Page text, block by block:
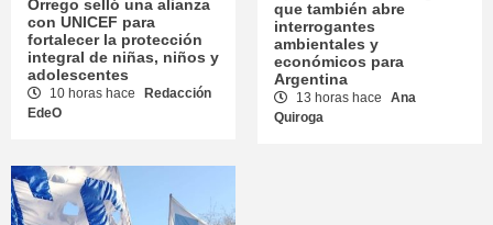
Orrego selló una alianza
con UNICEF para
fortalecer la protección
integral de niñas, niños y
adolescentes
10 horas hace
Redacción
EdeO
que también abre
interrogantes
ambientales y
económicos para
Argentina
13 horas hace
Ana
Quiroga